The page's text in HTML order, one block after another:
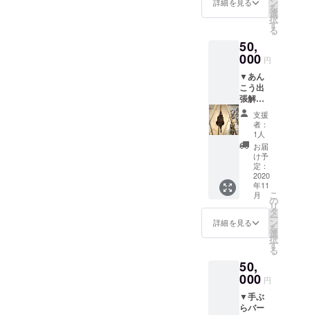
での入
浴を提
だきま
す。 ※
食事は
よっこ
ら
しょっ
のオリ
ジナル
弁当を
お部屋
にお届
けしま
す。
（朝・
昼・夜
途料金
600円
宿泊も
可です
（ただ
し、繁
お問い
※この時
間帯の
オープ
ンはク
ラウド
ファン
ディン
グ限定
になり
ます。
※1つ
の浴場
での入
浴、1台
レー
ラーハ
の場合
に限り
ます。
（ど
（ソム
リエの
都合で
ご希望
の日時
に添え
ない場
合もあ
りま
す。）
※利用
日時は
メイズ
ムラン
ドの営
業日
（不定
ます。
●手ぶ
らバー
ベ
キュー
（食材
込み）
バーベ
キュー
協会(Ｊ
ＢＢＱ
Ａ)バー
ベ
キュー
インス
トラク
ターか
らバー
キュー
のノウ
ハウを
教わり
なが
す。
※11時〜
16時、
または
17時か
詳細を見る を
選
択
す
る
50,
000 円
▼あん
こう出
張解
体・鍋
プラン
（あん
こう6kg
程度）
（11
月〜3
月）
●あんこ
う出張
解体
●あんこ
う鍋
呂 ※
出張解
体の会
場はメ
イズム
支援
者：
1人
お届
け予
定：
2020
年11
月
詳細を見る
こ
の
リ
タ
ー
ン
を
選
択
す
る
50,
000 円
▼手ぶ
らバー